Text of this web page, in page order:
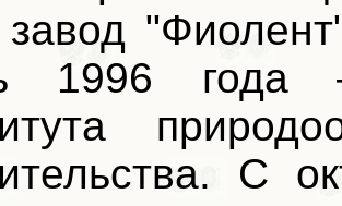
1996 года
С